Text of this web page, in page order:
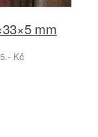
mm
Kč